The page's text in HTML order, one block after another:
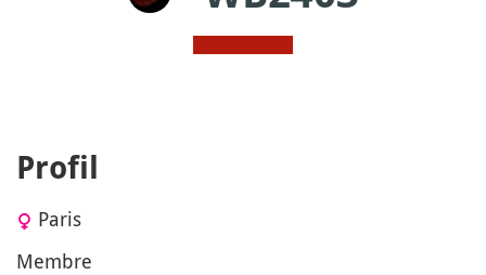
Profil
Paris
Membre